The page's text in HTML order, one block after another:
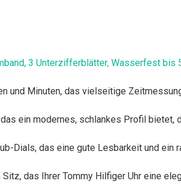
3 Unterzifferblätter, Wasserfest bis
und Minuten, das vielseitige
ein modernes, schlankes Profil bietet,
Dials, das eine gute Lesbarkeit und ein
das Ihrer Tommy Hilfiger Uhr eine